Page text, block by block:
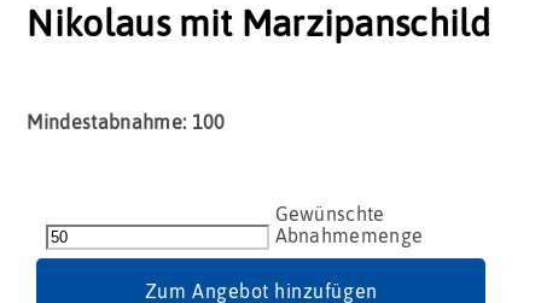
Nikolaus mit Marzipanschild
Mindestabnahme: 100
mit
Marzipanschild
Zum Angebot hinzufügen